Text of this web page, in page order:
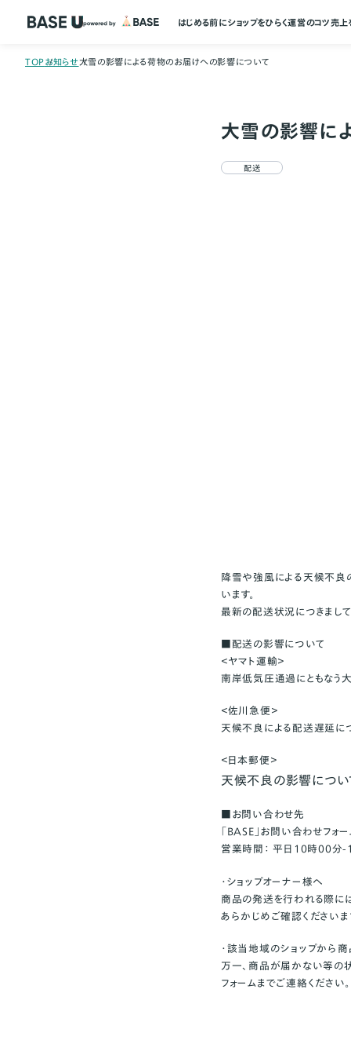
はじめる前にショップをひらく運営のコツ売上
TOPお知らせ大雪の影響による荷物のお届けへの影響について
大雪の影響に
配送
降雪や強風による天候不良
います。
最新の配送状況につきまし
■配送の影響について
＜ヤマト運輸＞
南岸低気圧通過にともなう
＜佐川急便＞
天候不良による配送遅延に
＜日本郵便＞
天候不良の影響につ
■お問い合わせ先
「BASE」お問い合わせフォ
営業時間： 平日10時00分
・ショップオーナー様へ
商品の発送を行われる際に
あらかじめご確認くださいま
・該当地域のショップから
万一、商品が届かない等の
フォームまでご連絡ください。